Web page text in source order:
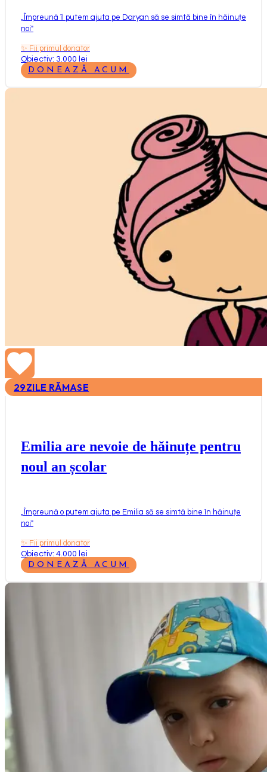
Împreună îl putem ajuta pe Daryan să se simtă bine în hăinuțe
noi"
✨ Fii primul donator
Obiectiv: 3.000 lei
DONEAZĂ ACUM
29ZILE RĂMASE
Emilia are nevoie de hăinuțe pentru
noul an școlar
Împreună o putem ajuta pe Emilia să se simtă bine în hăinuțe
noi"
✨ Fii primul donator
Obiectiv: 4.000 lei
DONEAZĂ ACUM